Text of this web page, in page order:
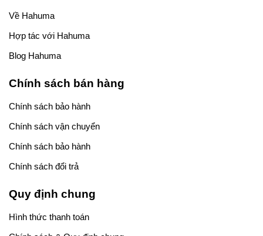
Về Hahuma
Hợp tác với Hahuma
Blog Hahuma
Chính sách bán hàng
Chính sách bảo hành
Chính sách vận chuyển
Chính sách bảo hành
Chính sách đổi trả
Quy định chung
Hình thức thanh toán